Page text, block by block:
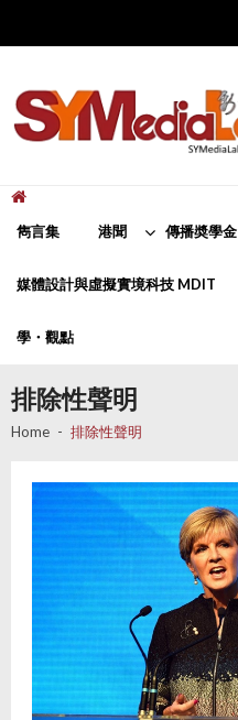
navigation
content
雋言集 港聞 傳播奬學金
媒體設計與虛擬實境科技 MDIT
學・觀點
排除性聲明
Home 排除性聲明